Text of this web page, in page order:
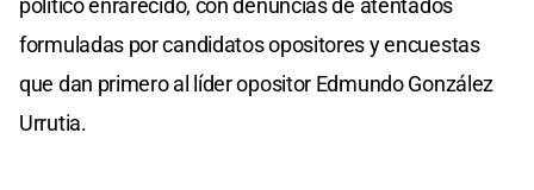
formuladas por candidatos opositores y encuestas
que dan primero al líder opositor Edmundo González
Urrutia.